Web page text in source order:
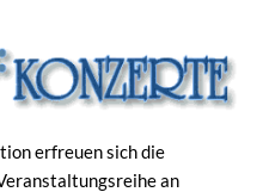
erfreuen sich die
an